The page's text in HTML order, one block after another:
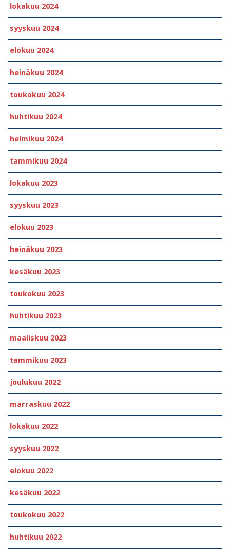
lokakuu 2024
syyskuu 2024
elokuu 2024
heinäkuu 2024
toukokuu 2024
huhtikuu 2024
helmikuu 2024
tammikuu 2024
lokakuu 2023
syyskuu 2023
elokuu 2023
heinäkuu 2023
kesäkuu 2023
toukokuu 2023
huhtikuu 2023
maaliskuu 2023
tammikuu 2023
joulukuu 2022
marraskuu 2022
lokakuu 2022
syyskuu 2022
elokuu 2022
kesäkuu 2022
toukokuu 2022
huhtikuu 2022